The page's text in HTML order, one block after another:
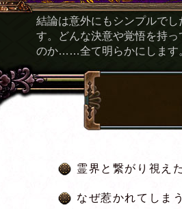
結論は意外にもシンプルで
す。どんな決意や覚悟を持
のか……全て明らかにします
霊界と繋がり視え
なぜ惹かれてしま